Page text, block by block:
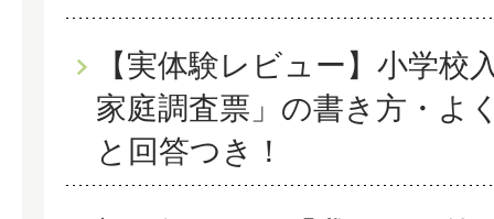
【実体験レビュー】小学校
家庭調査票」の書き方・よ
と回答つき！